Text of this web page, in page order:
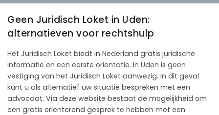
Geen Juridisch Loket in Uden:
alternatieven voor rechtshulp
Het Juridisch Loket biedt in Nederland gratis juridische
informatie en een eerste oriëntatie. In Uden is geen
vestiging van het Juridisch Loket aanwezig. In dit geval
kunt u als alternatief uw situatie bespreken met een
advocaat. Via deze website bestaat de mogelijkheid om
een gratis oriënterend gesprek te hebben met een